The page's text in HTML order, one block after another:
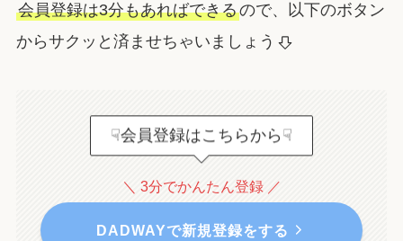
会員登録は3分もあればできるので、以下のボタン
からサクッと済ませちゃいましょう
☟会員登録はこちらから☟
＼ 3分でかんたん登録 ／
DADWAYで新規登録をする